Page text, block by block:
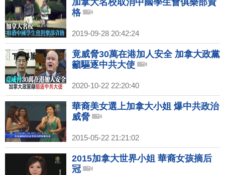
加拿大名校取消中國學生會俱樂部資
格
2019-09-28 20:42:24
竟威脅30萬在港加人安全 加拿大政黨
籲驅逐中共大使
2020-10-22 22:20:40
華裔美女選上加拿大小姐 爆中共政治
威脅
2015-05-22 21:21:02
2015加拿大世界小姐 華裔女孩摘后
冠